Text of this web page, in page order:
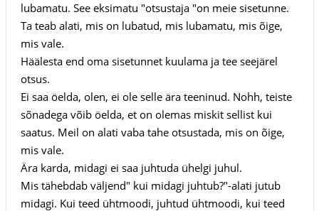
lubamatu. See eksimatu "otsustaja "on meie sisetunne.
Ta teab alati, mis on lubatud, mis lubamatu, mis õige,
mis vale.
Häälesta end oma sisetunnet kuulama ja tee seejärel
otsus.
Ei saa öelda, olen, ei ole selle ära teeninud. Nohh, teiste
sõnadega võib öelda, et on olemas miskit sellist kui
saatus. Meil on alati vaba tahe otsustada, mis on õige,
mis vale.
Ära karda, midagi ei saa juhtuda ühelgi juhul.
Mis tähebdab väljend" kui midagi juhtub?"-alati jutub
midagi. Kui teed ühtmoodi, juhtud ühtmoodi, kui teed